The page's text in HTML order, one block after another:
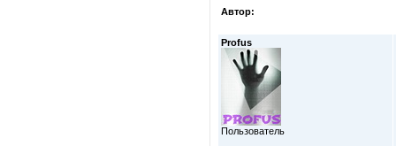
Автор:
Profus
Пользователь